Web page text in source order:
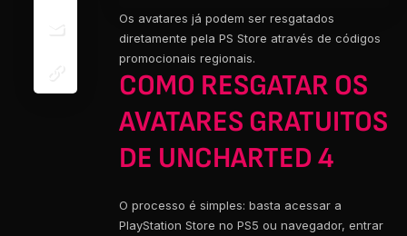
Os avatares já podem ser resgatados
diretamente pela PS Store através de códigos
promocionais regionais.
COMO RESGATAR OS
AVATARES GRATUITOS
DE UNCHARTED 4
O processo é simples: basta acessar a
PlayStation Store no PS5 ou navegador, entrar